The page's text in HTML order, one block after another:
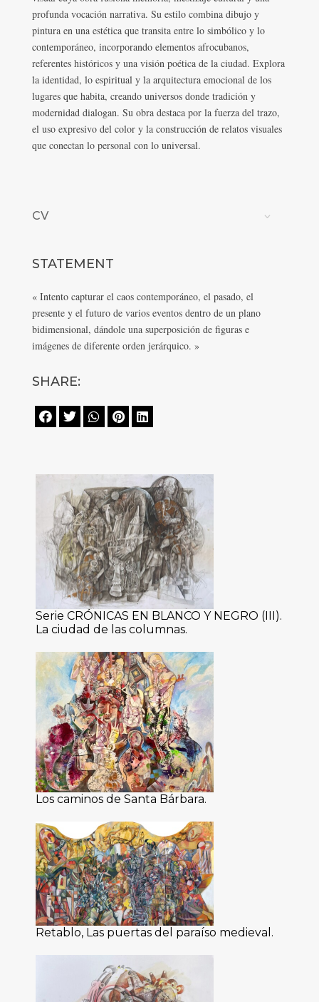
profunda vocación narrativa. Su estilo combina dibujo y
pintura en una estética que transita entre lo simbólico y lo
contemporáneo, incorporando elementos afrocubanos,
referentes históricos y una visión poética de la ciudad. Explora
la identidad, lo espiritual y la arquitectura emocional de los
lugares que habita, creando universos donde tradición y
modernidad dialogan. Su obra destaca por la fuerza del trazo,
el uso expresivo del color y la construcción de relatos visuales
que conectan lo personal con lo universal.
CV
STATEMENT
« Intento capturar el caos contemporáneo, el pasado, el
presente y el futuro de varios eventos dentro de un plano
bidimensional, dándole una superposición de figuras e
imágenes de diferente orden jerárquico. »
SHARE:
    
Serie CRÓNICAS EN BLANCO Y NEGRO (III).
La ciudad de las columnas.
Los caminos de Santa Bárbara.
Retablo, Las puertas del paraíso medieval.